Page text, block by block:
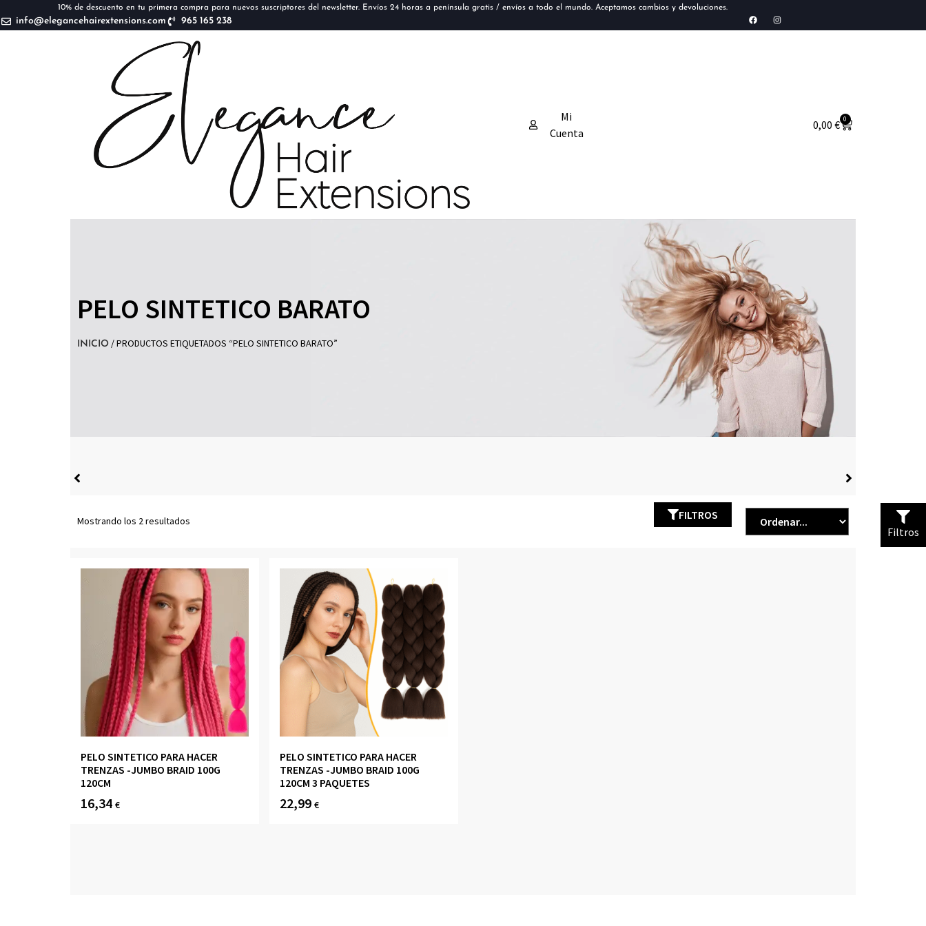
10% de descuento en tu primera compra para nuevos suscriptores del newsletter. Envíos 24 horas a península gratis / envíos a todo el mundo. Aceptamos cambios y devoluciones.
info@elegancehairextensions.com 965 165 238
Mi
Cuenta
0,00 € 0
Filtros
PELO SINTETICO BARATO
INICIO / PRODUCTOS ETIQUETADOS “PELO SINTETICO BARATO”
Mostrando los 2 resultados FILTROS
PELO SINTETICO PARA HACER
TRENZAS -JUMBO BRAID 100G
120CM
16,34 €
PELO SINTETICO PARA HACER
TRENZAS -JUMBO BRAID 100G
120CM 3 PAQUETES
22,99 €